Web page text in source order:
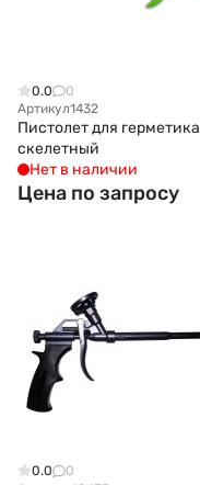
0.0
0
Артикул1432
Пистолет для герметика
скелетный
Нет в наличии
Цена по запросу
0.0
0